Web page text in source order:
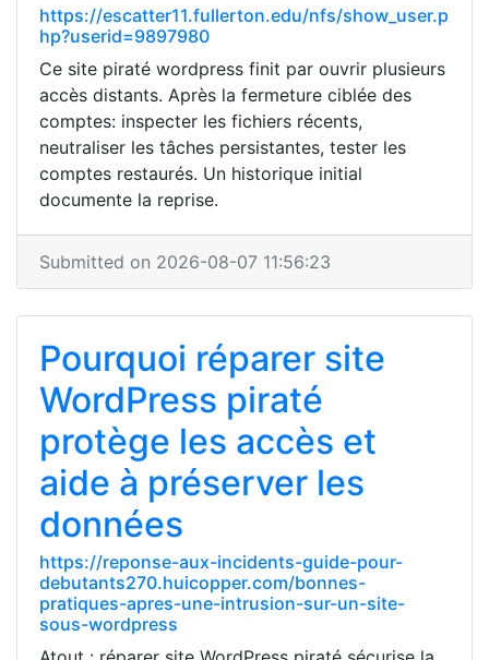
https://escatter11.fullerton.edu/nfs/show_user.p
hp?userid=9897980
Ce site piraté wordpress finit par ouvrir plusieurs
accès distants. Après la fermeture ciblée des
comptes: inspecter les fichiers récents,
neutraliser les tâches persistantes, tester les
comptes restaurés. Un historique initial
documente la reprise.
Submitted on 2026-08-07 11:56:23
Pourquoi réparer site
WordPress piraté
protège les accès et
aide à préserver les
données
https://reponse-aux-incidents-guide-pour-
debutants270.huicopper.com/bonnes-
pratiques-apres-une-intrusion-sur-un-site-
sous-wordpress